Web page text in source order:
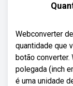
Webconverter
quantidade que
botão converter.
polegada (inch
é uma unidade